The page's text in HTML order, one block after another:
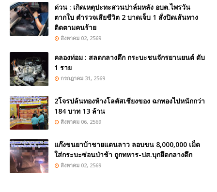
ด่วน : เกิดเหตุปะทะสวนปาล์มหลัง อบต.ไพรวัน
ตากใบ ตำรวจเสียชีวิต 2 บาดเจ็บ 1 สั่งปิดเส้นทาง
ติดตามคนร้าย
สิงหาคม 02, 2569
คลองท่อม : สลดกลางดึก กระบะชนจักรยานยนต์ ดับ
1 ราย
กรกฎาคม 31, 2569
2โจรปล้นทองห้างโลตัสเชียงของ ฉกทองไปหนักกว่า
184 บาท 13 ล้าน
สิงหาคม 06, 2569
แก๊งขนยาบ้าชายแดนลาว ลอบขน 8,000,000 เม็ด
ใส่กระบะซ่อนป่าช้า ถูกทหาร-ปส.บุกยึดกลางดึก
สิงหาคม 02, 2569